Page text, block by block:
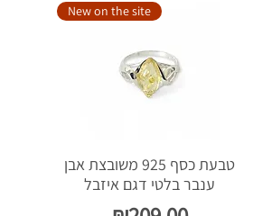
New on the site
טבעת כסף 925 משובצת אבן
ענבר בלטי דגם איזבל